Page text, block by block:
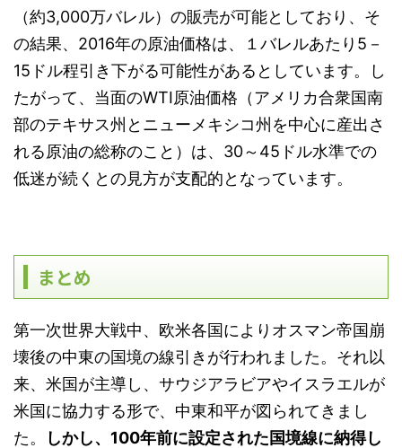
（約3,000万バレル）の販売が可能としており、そ
の結果、2016年の原油価格は、１バレルあたり5－
15ドル程引き下がる可能性があるとしています。し
たがって、当面のWTI原油価格（アメリカ合衆国南
部のテキサス州とニューメキシコ州を中心に産出さ
れる原油の総称のこと）は、30～45ドル水準での
低迷が続くとの見方が支配的となっています。
まとめ
第一次世界大戦中、欧米各国によりオスマン帝国崩
壊後の中東の国境の線引きが行われました。それ以
来、米国が主導し、サウジアラビアやイスラエルが
米国に協力する形で、中東和平が図られてきまし
た。
しかし、100年前に設定された国境線に納得し